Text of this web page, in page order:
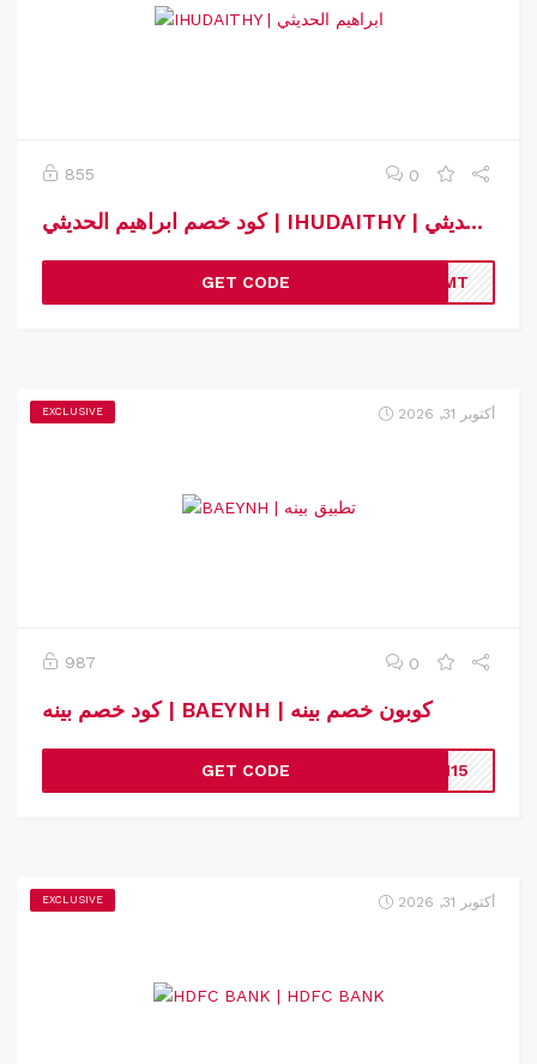
855 0
كود خصم ابراهيم الحديثي | IHUDAITHY | كوبون خصم ابراهيم الحديثي
GET CODE OKMT
EXCLUSIVE أكتوبر 31, 2026
987 0
كود خصم بينه | BAEYNH | كوبون خصم بينه
GET CODE 0115
EXCLUSIVE أكتوبر 31, 2026